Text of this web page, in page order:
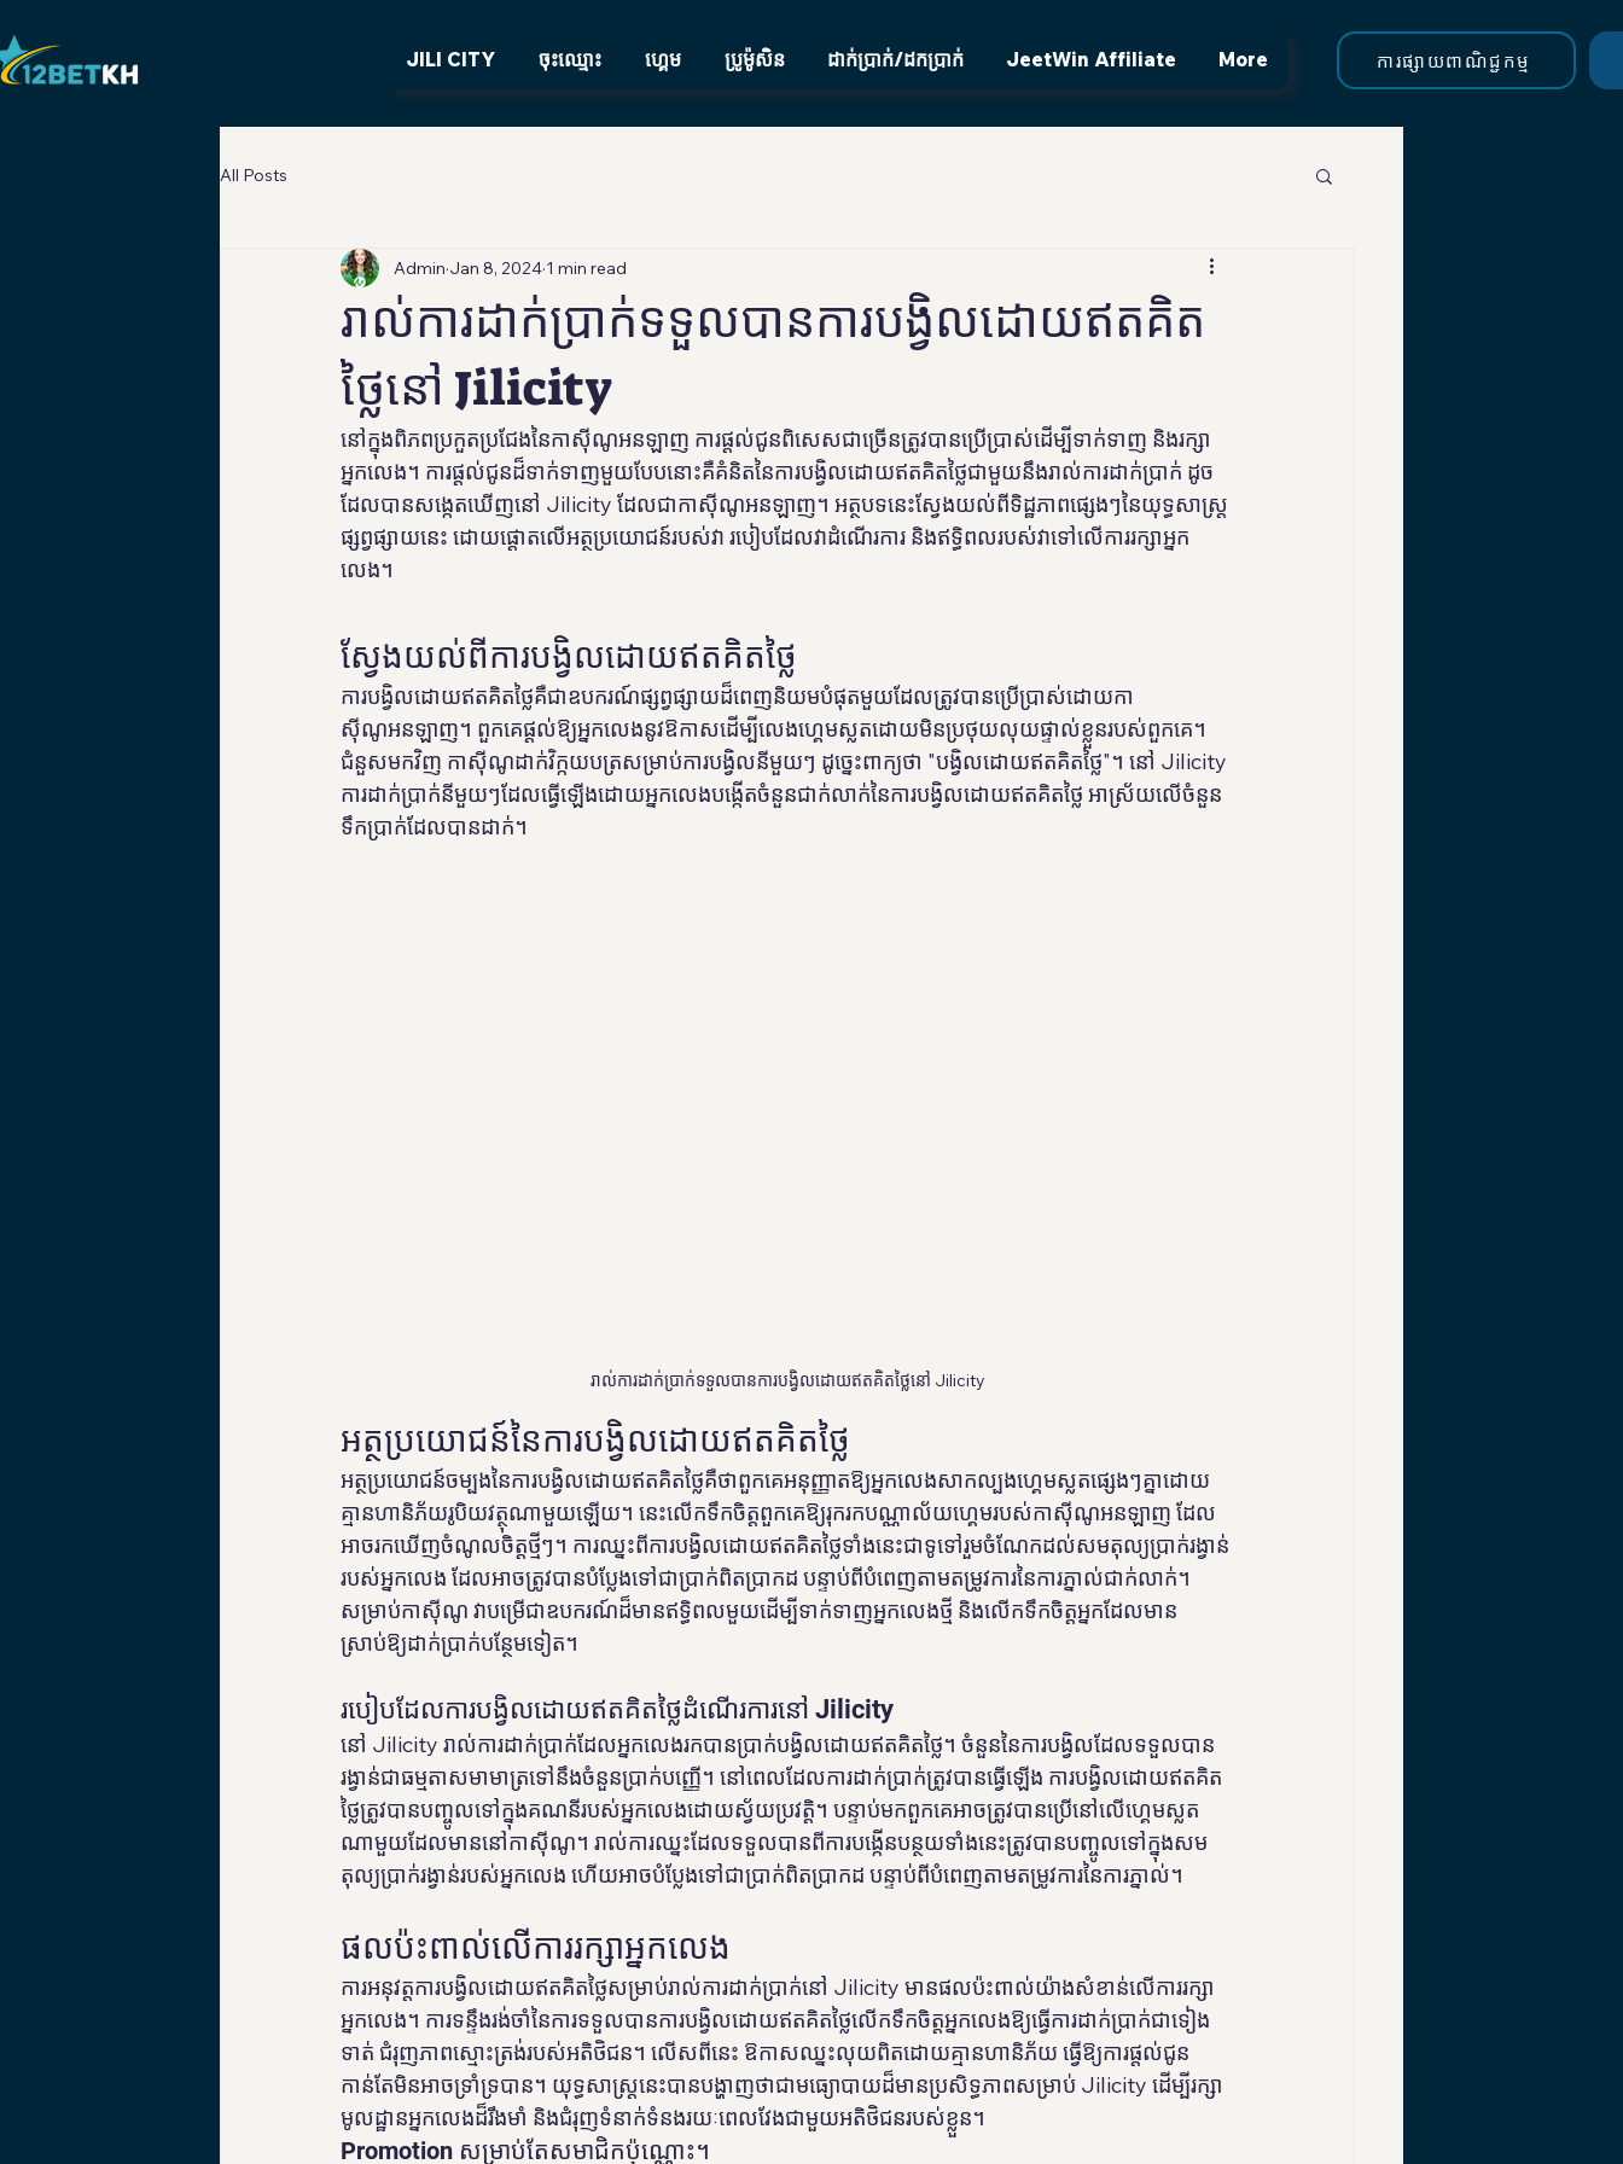
JILI CITY ចុះឈ្មោះ ហ្គេម ប្រូម៉ូសិន ដាក់ប្រាក់/ដកប្រាក់ JeetWin Affiliate More ការផ្សាយពាណិជ្ជកម្ម
All Posts
រាល់ការដាក់ប្រាក់ទទួលបានការបង្វិលដោយឥតគិត
ថ្លៃនៅ Jilicity
Admin Jan 8, 2024 1 min read
នៅក្នុងពិភពប្រកួតប្រជែងនៃកាស៊ីណូអនឡាញ ការផ្តល់ជូនពិសេសជាច្រើនត្រូវបានប្រើប្រាស់ដើម្បីទាក់ទាញ និងរក្សា
អ្នកលេង។ ការផ្តល់ជូនដ៏ទាក់ទាញមួយបែបនោះគឺគំនិតនៃការបង្វិលដោយឥតគិតថ្លៃជាមួយនឹងរាល់ការដាក់ប្រាក់ ដូច
ដែលបានសង្កេតឃើញនៅ Jilicity ដែលជាកាស៊ីណូអនឡាញ។ អត្ថបទនេះស្វែងយល់ពីទិដ្ឋភាពផ្សេងៗនៃយុទ្ធសាស្ត្រ
ផ្សព្វផ្សាយនេះ ដោយផ្តោតលើអត្ថប្រយោជន៍របស់វា របៀបដែលវាដំណើរការ និងឥទ្ធិពលរបស់វាទៅលើការរក្សាអ្នក
លេង។
ស្វែងយល់ពីការបង្វិលដោយឥតគិតថ្លៃ
ការបង្វិលដោយឥតគិតថ្លៃគឺជាឧបករណ៍ផ្សព្វផ្សាយដ៏ពេញនិយមបំផុតមួយដែលត្រូវបានប្រើប្រាស់ដោយកា
ស៊ីណូអនឡាញ។ ពួកគេផ្តល់ឱ្យអ្នកលេងនូវឱកាសដើម្បីលេងហ្គេមស្លតដោយមិនប្រថុយលុយផ្ទាល់ខ្លួនរបស់ពួកគេ។
ជំនួសមកវិញ កាស៊ីណូដាក់វិក្កយបត្រសម្រាប់ការបង្វិលនីមួយៗ ដូច្នេះពាក្យថា "បង្វិលដោយឥតគិតថ្លៃ"។ នៅ Jilicity
ការដាក់ប្រាក់នីមួយៗដែលធ្វើឡើងដោយអ្នកលេងបង្កើតចំនួនជាក់លាក់នៃការបង្វិលដោយឥតគិតថ្លៃ អាស្រ័យលើចំនួន
ទឹកប្រាក់ដែលបានដាក់។
រាល់ការដាក់ប្រាក់ទទួលបានការបង្វិលដោយឥតគិតថ្លៃនៅ Jilicity
អត្ថប្រយោជន៍នៃការបង្វិលដោយឥតគិតថ្លៃ
អត្ថប្រយោជន៍ចម្បងនៃការបង្វិលដោយឥតគិតថ្លៃគឺថាពួកគេអនុញ្ញាតឱ្យអ្នកលេងសាកល្បងហ្គេមស្លតផ្សេងៗគ្នាដោយ
គ្មានហានិភ័យរូបិយវត្ថុណាមួយឡើយ។ នេះលើកទឹកចិត្តពួកគេឱ្យរុករកបណ្ណាល័យហ្គេមរបស់កាស៊ីណូអនឡាញ ដែល
អាចរកឃើញចំណូលចិត្តថ្មីៗ។ ការឈ្នះពីការបង្វិលដោយឥតគិតថ្លៃទាំងនេះជាទូទៅរួមចំណែកដល់សមតុល្យប្រាក់រង្វាន់
របស់អ្នកលេង ដែលអាចត្រូវបានបំប្លែងទៅជាប្រាក់ពិតប្រាកដ បន្ទាប់ពីបំពេញតាមតម្រូវការនៃការភ្នាល់ជាក់លាក់។
សម្រាប់កាស៊ីណូ វាបម្រើជាឧបករណ៍ដ៏មានឥទ្ធិពលមួយដើម្បីទាក់ទាញអ្នកលេងថ្មី និងលើកទឹកចិត្តអ្នកដែលមាន
ស្រាប់ឱ្យដាក់ប្រាក់បន្ថែមទៀត។
របៀបដែលការបង្វិលដោយឥតគិតថ្លៃដំណើរការនៅ Jilicity
នៅ Jilicity រាល់ការដាក់ប្រាក់ដែលអ្នកលេងរកបានប្រាក់បង្វិលដោយឥតគិតថ្លៃ។ ចំនួននៃការបង្វិលដែលទទួលបាន
រង្វាន់ជាធម្មតាសមាមាត្រទៅនឹងចំនួនប្រាក់បញ្ញើ។ នៅពេលដែលការដាក់ប្រាក់ត្រូវបានធ្វើឡើង ការបង្វិលដោយឥតគិត
ថ្លៃត្រូវបានបញ្ចូលទៅក្នុងគណនីរបស់អ្នកលេងដោយស្វ័យប្រវត្តិ។ បន្ទាប់មកពួកគេអាចត្រូវបានប្រើនៅលើហ្គេមស្លត
ណាមួយដែលមាននៅកាស៊ីណូ។ រាល់ការឈ្នះដែលទទួលបានពីការបង្កើនបន្ថយទាំងនេះត្រូវបានបញ្ចូលទៅក្នុងសម
តុល្យប្រាក់រង្វាន់របស់អ្នកលេង ហើយអាចបំប្លែងទៅជាប្រាក់ពិតប្រាកដ បន្ទាប់ពីបំពេញតាមតម្រូវការនៃការភ្នាល់។
ផលប៉ះពាល់លើការរក្សាអ្នកលេង
ការអនុវត្តការបង្វិលដោយឥតគិតថ្លៃសម្រាប់រាល់ការដាក់ប្រាក់នៅ Jilicity មានផលប៉ះពាល់យ៉ាងសំខាន់លើការរក្សា
អ្នកលេង។ ការទន្ទឹងរង់ចាំនៃការទទួលបានការបង្វិលដោយឥតគិតថ្លៃលើកទឹកចិត្តអ្នកលេងឱ្យធ្វើការដាក់ប្រាក់ជាទៀង
ទាត់ ជំរុញភាពស្មោះត្រង់របស់អតិថិជន។ លើសពីនេះ ឱកាសឈ្នះលុយពិតដោយគ្មានហានិភ័យ ធ្វើឱ្យការផ្តល់ជូន
កាន់តែមិនអាចទ្រាំទ្របាន។ យុទ្ធសាស្រ្តនេះបានបង្ហាញថាជាមធ្យោបាយដ៏មានប្រសិទ្ធភាពសម្រាប់ Jilicity ដើម្បីរក្សា
មូលដ្ឋានអ្នកលេងដ៏រឹងមាំ និងជំរុញទំនាក់ទំនងរយៈពេលវែងជាមួយអតិថិជនរបស់ខ្លួន។
Promotion សម្រាប់តែសមាជិកប៉ុណ្ណោះ។